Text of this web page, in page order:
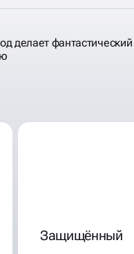
делает фантастический
Защищённый